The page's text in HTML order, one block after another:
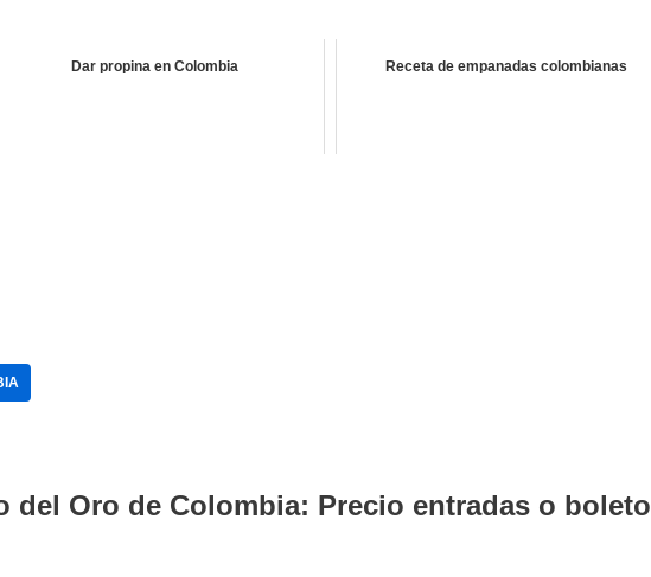
Dar propina en Colombia Receta de empanadas colombianas
del Oro de Colombia: Precio entradas o